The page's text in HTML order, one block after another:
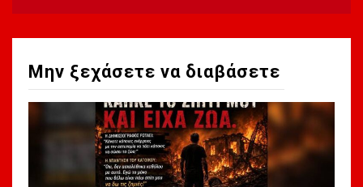
Μην ξεχάσετε να διαβάσετε